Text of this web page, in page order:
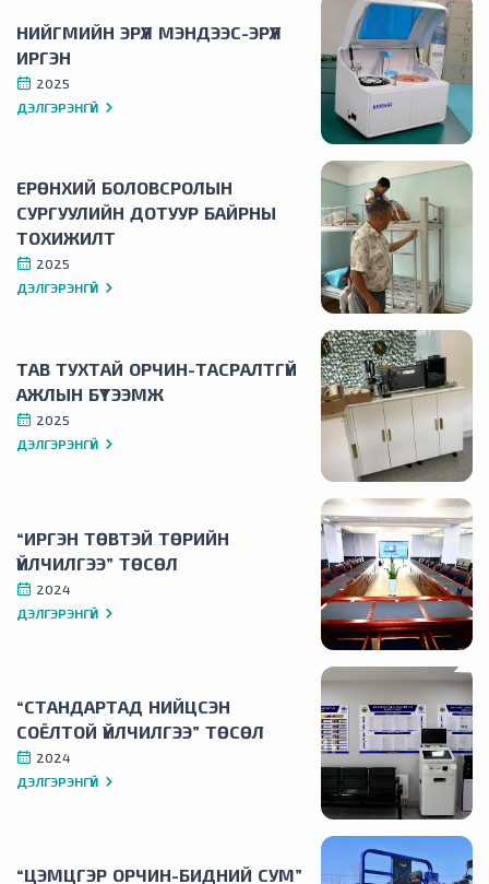
НИЙГМИЙН ЭРҮҮЛ МЭНДЭЭС-ЭРҮҮЛ
ИРГЭН
2025
ДЭЛГЭРЭНГҮЙ
ЕРӨНХИЙ БОЛОВСРОЛЫН
СУРГУУЛИЙН ДОТУУР БАЙРНЫ
ТОХИЖИЛТ
2025
ДЭЛГЭРЭНГҮЙ
ТАВ ТУХТАЙ ОРЧИН-ТАСРАЛТГҮЙ
АЖЛЫН БҮТЭЭМЖ
2025
ДЭЛГЭРЭНГҮЙ
“ИРГЭН ТӨВТЭЙ ТӨРИЙН
ҮЙЛЧИЛГЭЭ” ТӨСӨЛ
2024
ДЭЛГЭРЭНГҮЙ
“СТАНДАРТАД НИЙЦСЭН
СОЁЛТОЙ ҮЙЛЧИЛГЭЭ” ТӨСӨЛ
2024
ДЭЛГЭРЭНГҮЙ
“ЦЭМЦГЭР ОРЧИН-БИДНИЙ СУМ”